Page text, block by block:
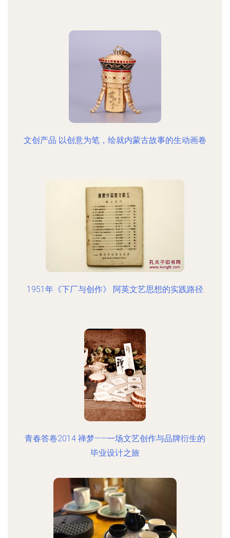
文创产品 以创意为笔，绘就内蒙古故事的生动画卷
1951年《下厂与创作》 阿英文艺思想的实践路径
青春答卷2014 禅梦——一场文艺创作与品牌衍生的
毕业设计之旅